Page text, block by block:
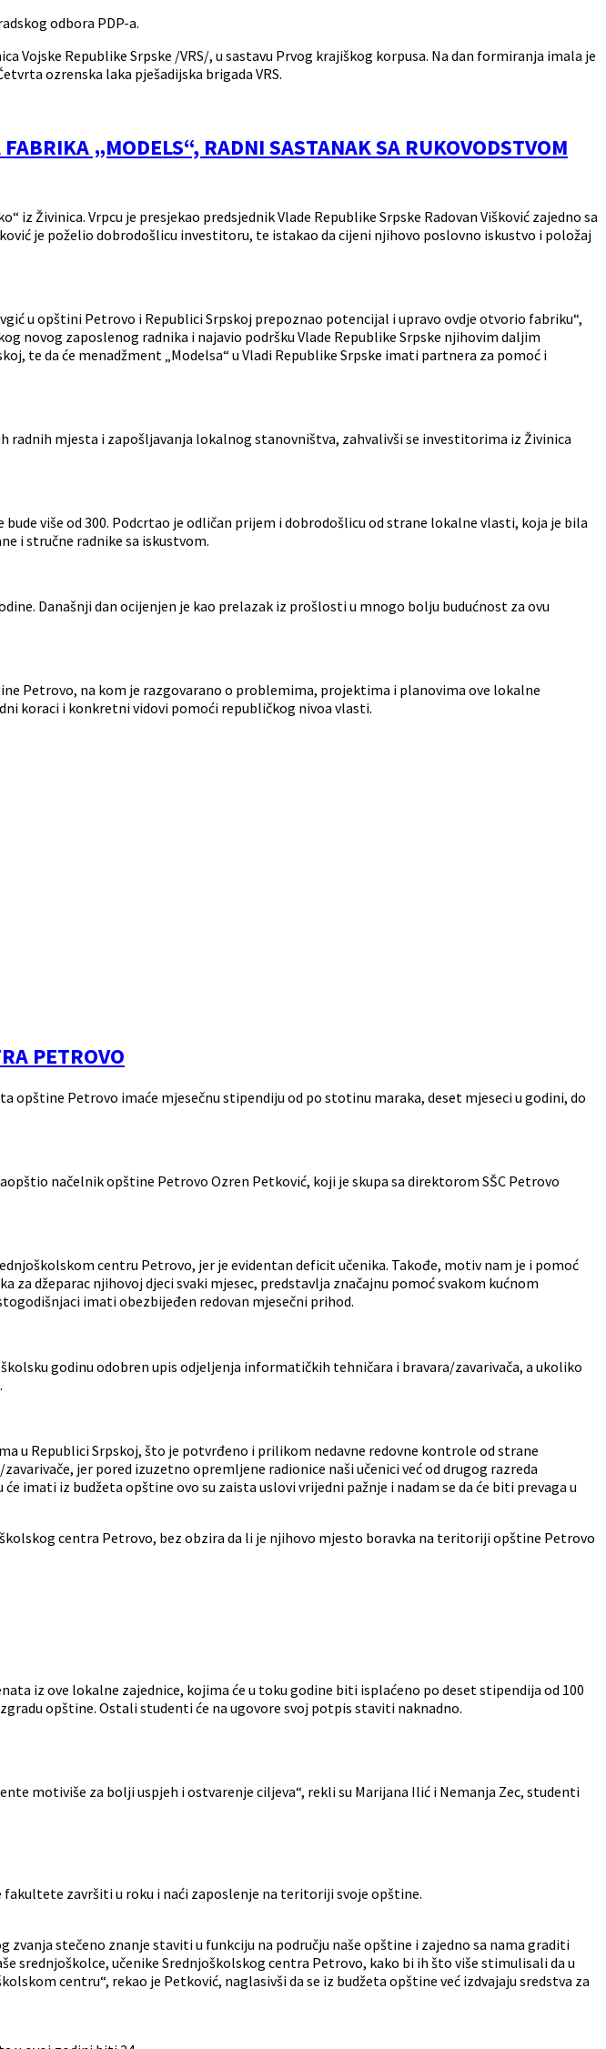
odbora PDP-a.
Vojske Republike Srpske /VRS/, u sastavu Prvog krajiškog korpusa. Na dan formiranja imala je
ozrenska laka pješadijska brigada VRS.
„MODELS“, RADNI SASTANAK SA RUKOVODSTVOM
iz Živinica. Vrpcu je presjekao predsjednik Vlade Republike Srpske Radovan Višković zajedno sa
je poželio dobrodošlicu investitoru, te istakao da cijeni njihovo poslovno iskustvo i položaj
u opštini Petrovo i Republici Srpskoj prepoznao potencijal i upravo ovdje otvorio fabriku“,
novog zaposlenog radnika i najavio podršku Vlade Republike Srpske njihovim daljim
te da će menadžment „Modelsa“ u Vladi Republike Srpske imati partnera za pomoć i
radnih mjesta i zapošljavanja lokalnog stanovništva, zahvalivši se investitorima iz Živinica
više od 300. Podcrtao je odličan prijem i dobrodošlicu od strane lokalne vlasti, koja je bila
i stručne radnike sa iskustvom.
Današnji dan ocijenjen je kao prelazak iz prošlosti u mnogo bolju budućnost za ovu
Petrovo, na kom je razgovarano o problemima, projektima i planovima ove lokalne
koraci i konkretni vidovi pomoći republičkog nivoa vlasti.
PETROVO
Petrovo imaće mjesečnu stipendiju od po stotinu maraka, deset mjeseci u godini, do
načelnik opštine Petrovo Ozren Petković, koji je skupa sa direktorom SŠC Petrovo
centru Petrovo, jer je evidentan deficit učenika. Takođe, motiv nam je i pomoć
džeparac njihovoj djeci svaki mjesec, predstavlja značajnu pomoć svakom kućnom
imati obezbijeđen redovan mjesečni prihod.
godinu odobren upis odjeljenja informatičkih tehničara i bravara/zavarivača, a ukoliko
u Republici Srpskoj, što je potvrđeno i prilikom nedavne redovne kontrole od strane
jer pored izuzetno opremljene radionice naši učenici već od drugog razreda
imati iz budžeta opštine ovo su zaista uslovi vrijedni pažnje i nadam se da će biti prevaga u
centra Petrovo, bez obzira da li je njihovo mjesto boravka na teritoriji opštine Petrovo
iz ove lokalne zajednice, kojima će u toku godine biti isplaćeno po deset stipendija od 100
opštine. Ostali studenti će na ugovore svoj potpis staviti naknadno.
motiviše za bolji uspjeh i ostvarenje ciljeva“, rekli su Marijana Ilić i Nemanja Zec, studenti
fakultete završiti u roku i naći zaposlenje na teritoriji svoje opštine.
zvanja stečeno znanje staviti u funkciju na području naše opštine i zajedno sa nama graditi
srednjoškolce, učenike Srednjoškolskog centra Petrovo, kako bi ih što više stimulisali da u
centru“, rekao je Petković, naglasivši da se iz budžeta opštine već izdvajaju sredstva za